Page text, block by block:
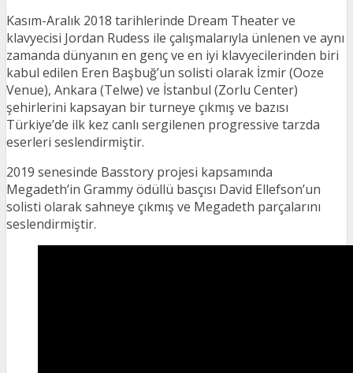
Kasım-Aralık 2018 tarihlerinde Dream Theater ve
klavyecisi Jordan Rudess ile çalışmalarıyla ünlenen ve aynı
zamanda dünyanın en genç ve en iyi klavyecilerinden biri
kabul edilen Eren Başbuğ’un solisti olarak İzmir (Ooze
Venue), Ankara (Telwe) ve İstanbul (Zorlu Center)
şehirlerini kapsayan bir turneye çıkmış ve bazısı
Türkiye’de ilk kez canlı sergilenen progressive tarzda
eserleri seslendirmiştir.
2019 senesinde Basstory projesi kapsamında
Megadeth’in Grammy ödüllü basçısı David Ellefson’un
solisti olarak sahneye çıkmış ve Megadeth parçalarını
seslendirmiştir.